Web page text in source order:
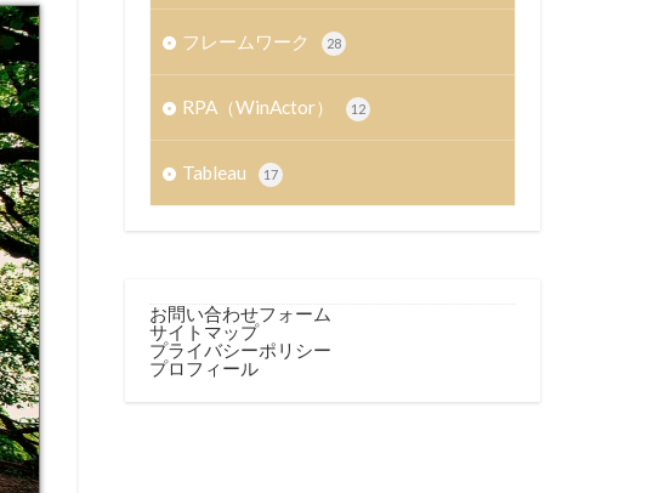
フレームワーク 28
RPA（WinActor） 12
Tableau 17
お問い合わせフォーム
サイトマップ
プライバシーポリシー
プロフィール